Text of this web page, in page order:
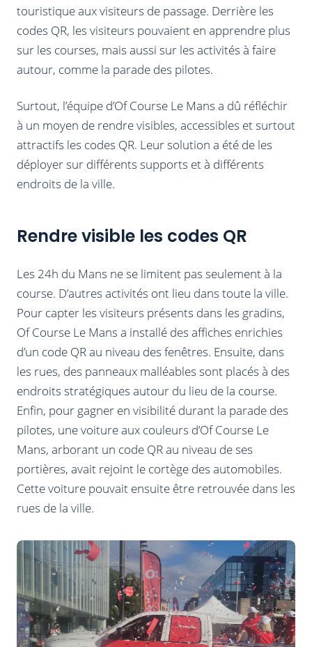
touristique aux visiteurs de passage. Derrière les
codes QR, les visiteurs pouvaient en apprendre plus
sur les courses, mais aussi sur les activités à faire
autour, comme la parade des pilotes.
Surtout, l’équipe d’Of Course Le Mans a dû réfléchir
à un moyen de rendre visibles, accessibles et surtout
attractifs les codes QR. Leur solution a été de les
déployer sur différents supports et à différents
endroits de la ville.
Rendre visible les codes QR
Les 24h du Mans ne se limitent pas seulement à la
course. D’autres activités ont lieu dans toute la ville.
Pour capter les visiteurs présents dans les gradins,
Of Course Le Mans a installé des affiches enrichies
d’un code QR au niveau des fenêtres. Ensuite, dans
les rues, des panneaux malléables sont placés à des
endroits stratégiques autour du lieu de la course.
Enfin, pour gagner en visibilité durant la parade des
pilotes, une voiture aux couleurs d’Of Course Le
Mans, arborant un code QR au niveau de ses
portières, avait rejoint le cortège des automobiles.
Cette voiture pouvait ensuite être retrouvée dans les
rues de la ville.